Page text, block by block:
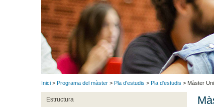
Inici > Programa del màster > Pla d'estudis > Pla d'estudis > Màster
Estructura